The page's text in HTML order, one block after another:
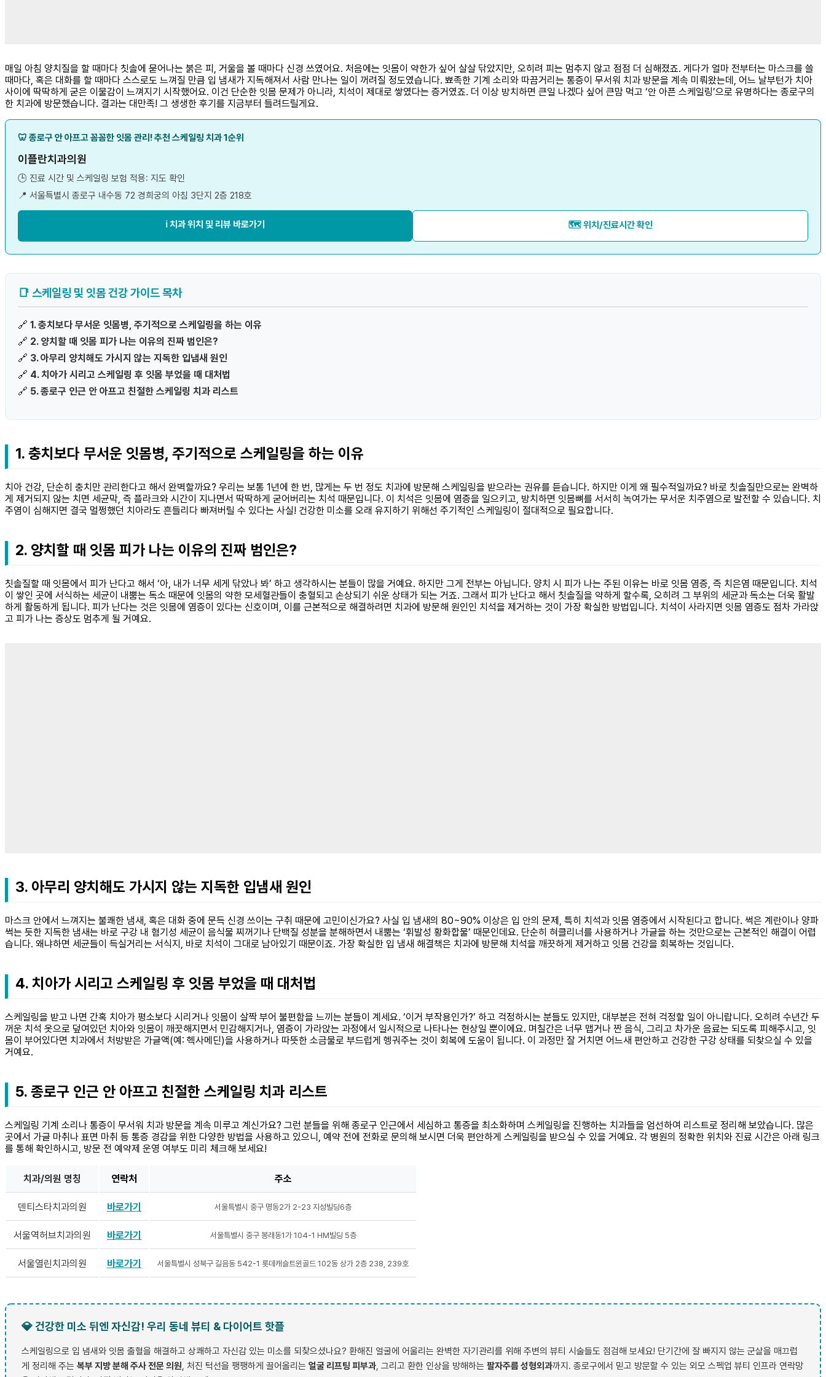
매일 아침 양치질을 할 때마다 칫솔에 묻어나는 붉은 피, 거울을 볼 때마다 신경 쓰였어요. 처음에는 잇몸이 약한가 싶어 살살 닦았지만, 오히려 피는 멈추지 않고 점점 더 심해졌죠. 게다가 얼마 전부터는 마스크를 쓸
때마다, 혹은 대화를 할 때마다 스스로도 느껴질 만큼 입 냄새가 지독해져서 사람 만나는 일이 꺼려질 정도였습니다. 뾰족한 기계 소리와 따끔거리는 통증이 무서워 치과 방문을 계속 미뤄왔는데, 어느 날부턴가 치아
사이에 딱딱하게 굳은 이물감이 느껴지기 시작했어요. 이건 단순한 잇몸 문제가 아니라, 치석이 제대로 쌓였다는 증거였죠. 더 이상 방치하면 큰일 나겠다 싶어 큰맘 먹고 ‘안 아픈 스케일링’으로 유명하다는 종로구의
한 치과에 방문했습니다. 결과는 대만족! 그 생생한 후기를 지금부터 들려드릴게요.
🦷 종로구 안 아프고 꼼꼼한 잇몸 관리! 추천 스케일링 치과 1순위
이플란치과의원
🕒 진료 시간 및 스케일링 보험 적용: 지도 확인
📍 서울특별시 종로구 내수동 72 경희궁의 아침 3단지 2층 218호
ℹ️ 치과 위치 및 리뷰 바로가기 🗺️ 위치/진료시간 확인
📑 스케일링 및 잇몸 건강 가이드 목차
🔗 1. 충치보다 무서운 잇몸병, 주기적으로 스케일링을 하는 이유
🔗 2. 양치할 때 잇몸 피가 나는 이유의 진짜 범인은?
🔗 3. 아무리 양치해도 가시지 않는 지독한 입냄새 원인
🔗 4. 치아가 시리고 스케일링 후 잇몸 부었을 때 대처법
🔗 5. 종로구 인근 안 아프고 친절한 스케일링 치과 리스트
1. 충치보다 무서운 잇몸병, 주기적으로 스케일링을 하는 이유
치아 건강, 단순히 충치만 관리한다고 해서 완벽할까요? 우리는 보통 1년에 한 번, 많게는 두 번 정도 치과에 방문해 스케일링을 받으라는 권유를 듣습니다. 하지만 이게 왜 필수적일까요? 바로 칫솔질만으로는 완벽하
게 제거되지 않는 치면 세균막, 즉 플라크와 시간이 지나면서 딱딱하게 굳어버리는 치석 때문입니다. 이 치석은 잇몸에 염증을 일으키고, 방치하면 잇몸뼈를 서서히 녹여가는 무서운 치주염으로 발전할 수 있습니다. 치
주염이 심해지면 결국 멀쩡했던 치아라도 흔들리다 빠져버릴 수 있다는 사실! 건강한 미소를 오래 유지하기 위해선 주기적인 스케일링이 절대적으로 필요합니다.
2. 양치할 때 잇몸 피가 나는 이유의 진짜 범인은?
칫솔질할 때 잇몸에서 피가 난다고 해서 ‘아, 내가 너무 세게 닦았나 봐’ 하고 생각하시는 분들이 많을 거예요. 하지만 그게 전부는 아닙니다. 양치 시 피가 나는 주된 이유는 바로 잇몸 염증, 즉 치은염 때문입니다. 치석
이 쌓인 곳에 서식하는 세균이 내뿜는 독소 때문에 잇몸의 약한 모세혈관들이 충혈되고 손상되기 쉬운 상태가 되는 거죠. 그래서 피가 난다고 해서 칫솔질을 약하게 할수록, 오히려 그 부위의 세균과 독소는 더욱 활발
하게 활동하게 됩니다. 피가 난다는 것은 잇몸에 염증이 있다는 신호이며, 이를 근본적으로 해결하려면 치과에 방문해 원인인 치석을 제거하는 것이 가장 확실한 방법입니다. 치석이 사라지면 잇몸 염증도 점차 가라앉
고 피가 나는 증상도 멈추게 될 거예요.
3. 아무리 양치해도 가시지 않는 지독한 입냄새 원인
마스크 안에서 느껴지는 불쾌한 냄새, 혹은 대화 중에 문득 신경 쓰이는 구취 때문에 고민이신가요? 사실 입 냄새의 80~90% 이상은 입 안의 문제, 특히 치석과 잇몸 염증에서 시작된다고 합니다. 썩은 계란이나 양파
썩는 듯한 지독한 냄새는 바로 구강 내 혐기성 세균이 음식물 찌꺼기나 단백질 성분을 분해하면서 내뿜는 ‘휘발성 황화합물’ 때문인데요. 단순히 혀클리너를 사용하거나 가글을 하는 것만으로는 근본적인 해결이 어렵
습니다. 왜냐하면 세균들이 득실거리는 서식지, 바로 치석이 그대로 남아있기 때문이죠. 가장 확실한 입 냄새 해결책은 치과에 방문해 치석을 깨끗하게 제거하고 잇몸 건강을 회복하는 것입니다.
4. 치아가 시리고 스케일링 후 잇몸 부었을 때 대처법
스케일링을 받고 나면 간혹 치아가 평소보다 시리거나 잇몸이 살짝 부어 불편함을 느끼는 분들이 계세요. ‘이거 부작용인가?’ 하고 걱정하시는 분들도 있지만, 대부분은 전혀 걱정할 일이 아니랍니다. 오히려 수년간 두
꺼운 치석 옷으로 덮여있던 치아와 잇몸이 깨끗해지면서 민감해지거나, 염증이 가라앉는 과정에서 일시적으로 나타나는 현상일 뿐이에요. 며칠간은 너무 맵거나 짠 음식, 그리고 차가운 음료는 되도록 피해주시고, 잇
몸이 부어있다면 치과에서 처방받은 가글액(예: 헥사메딘)을 사용하거나 따뜻한 소금물로 부드럽게 헹궈주는 것이 회복에 도움이 됩니다. 이 과정만 잘 거치면 어느새 편안하고 건강한 구강 상태를 되찾으실 수 있을
거예요.
5. 종로구 인근 안 아프고 친절한 스케일링 치과 리스트
스케일링 기계 소리나 통증이 무서워 치과 방문을 계속 미루고 계신가요? 그런 분들을 위해 종로구 인근에서 세심하고 통증을 최소화하며 스케일링을 진행하는 치과들을 엄선하여 리스트로 정리해 보았습니다. 많은
곳에서 가글 마취나 표면 마취 등 통증 경감을 위한 다양한 방법을 사용하고 있으니, 예약 전에 전화로 문의해 보시면 더욱 편안하게 스케일링을 받으실 수 있을 거예요. 각 병원의 정확한 위치와 진료 시간은 아래 링크
를 통해 확인하시고, 방문 전 예약제 운영 여부도 미리 체크해 보세요!
치과/의원 명칭 연락처 주소
덴티스타치과의원 바로가기 서울특별시 중구 명동2가 2-23 지성빌딩6층
서울역허브치과의원 바로가기 서울특별시 중구 봉래동1가 104-1 HM빌딩 5층
서울열린치과의원 바로가기 서울특별시 성북구 길음동 542-1 롯데캐슬트윈골드 102동 상가 2층 238, 239호
💎 건강한 미소 뒤엔 자신감! 우리 동네 뷰티 & 다이어트 핫플
스케일링으로 입 냄새와 잇몸 출혈을 해결하고 상쾌하고 자신감 있는 미소를 되찾으셨나요? 환해진 얼굴에 어울리는 완벽한 자기관리를 위해 주변의 뷰티 시술들도 점검해 보세요! 단기간에 잘 빠지지 않는 군살을 매끄럽
게 정리해 주는 복부 지방 분해 주사 전문 의원 , 처진 턱선을 팽팽하게 끌어올리는 얼굴 리프팅 피부과 , 그리고 환한 인상을 방해하는 팔자주름 성형외과까지. 종로구에서 믿고 방문할 수 있는 외모 스펙업 뷰티 인프라 연락망